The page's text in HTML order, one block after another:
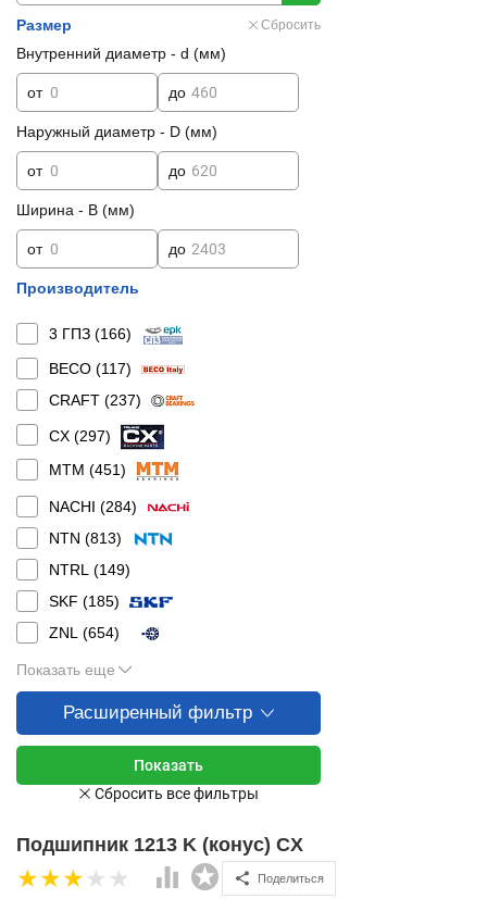
Размер Сбросить
Внутренний диаметр - d (мм)
от до
Наружный диаметр - D (мм)
от до
Ширина - B (мм)
от до
Производитель
3 ГПЗ (166)
BECO (117)
CRAFT (237)
CX (297)
MTM (451)
NACHI (284)
NTN (813)
NTRL (149)
SKF (185)
ZNL (654)
Показать еще
Расширенный фильтр
Подшипник 1213 K (конус) CX
Поделиться